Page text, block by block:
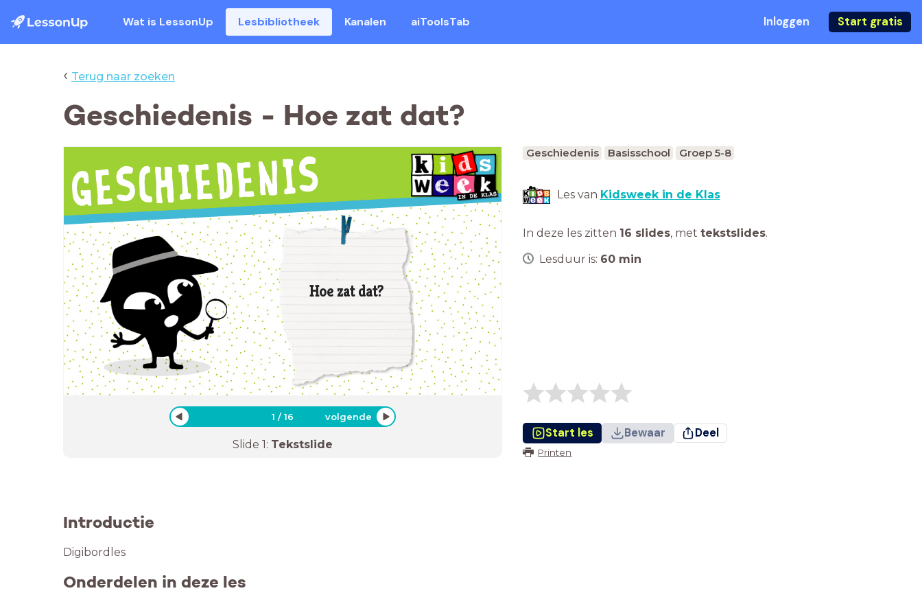
Wat is LessonUp Lesbibliotheek Kanalen aiToolsTab Inloggen Start gratis
‹ Terug naar zoeken
Geschiedenis - Hoe zat dat?
Hoe zat dat?
1 /16 volgende
Slide 1: Tekstslide
Geschiedenis Basisschool Groep 5-8
Les van Kidsweek in de Klas
In deze les zitten 16 slides, met tekstslides.
Lesduur is: 60 min
Start les Bewaar Deel
Printen
Introductie
Digibordles
Onderdelen in deze les